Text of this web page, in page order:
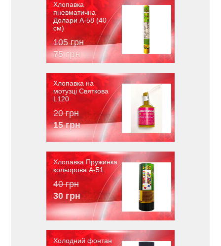
Хлопавка
пневматична
Долари A-58 (40
см)
105 грн
75 грн
Хлопавка на
мотузці Святкова
L120
20 грн
15 грн
Хлопавка Пружинка
кольорова A-51
40 грн
30 грн
Холодний фонтан